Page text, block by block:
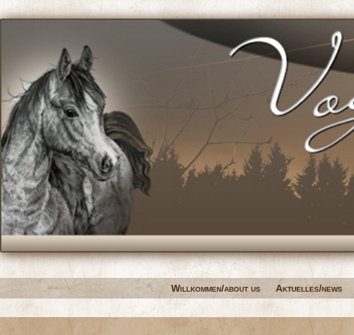
Willkommen/about us Aktuelles/news